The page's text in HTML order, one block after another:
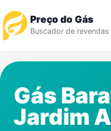
Preço do Gás
Buscador de revendas
Revendedor
Gás
Jardim